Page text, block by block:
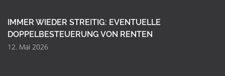
IMMER WIEDER STREITIG: EVENTUELLE
DOPPELBESTEUERUNG VON RENTEN
12. Mai 2026